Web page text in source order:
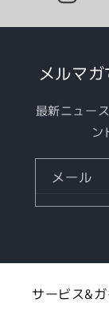
メルマ
最新ニュー
ン
メール
サービス&